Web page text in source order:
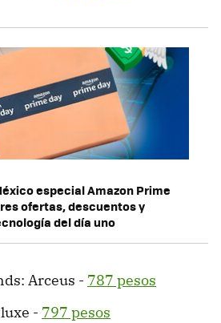
especial Amazon Prime
ofertas, descuentos y
del día uno
Arceus - 787 pesos
- 797 pesos